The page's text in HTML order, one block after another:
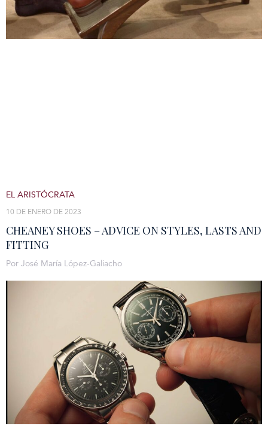
CHEANEY SHOES – ADVICE ON STYLES, LASTS AND
FITTING
10 DE ENERO DE 2023
EL ARISTÓCRATA
Por José María López-Galiacho